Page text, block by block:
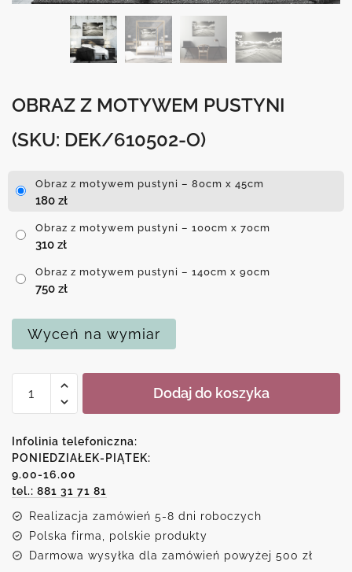
OBRAZ Z MOTYWEM PUSTYNI
(SKU: DEK/610502-O)
Obraz z motywem pustyni – 80cm x 45cm
180 zł
Obraz z motywem pustyni – 100cm x 70cm
310 zł
Obraz z motywem pustyni – 140cm x 90cm
750 zł
Wyceń na wymiar
Obraz
motywem
pustyni
Dodaj do koszyka
Infolinia telefoniczna:
PONIEDZIAŁEK-PIĄTEK:
9.00-16.00
tel.: 881 31 71 81
Realizacja zamówień 5-8 dni roboczych
Polska firma, polskie produkty
Darmowa wysyłka dla zamówień powyżej 500 zł